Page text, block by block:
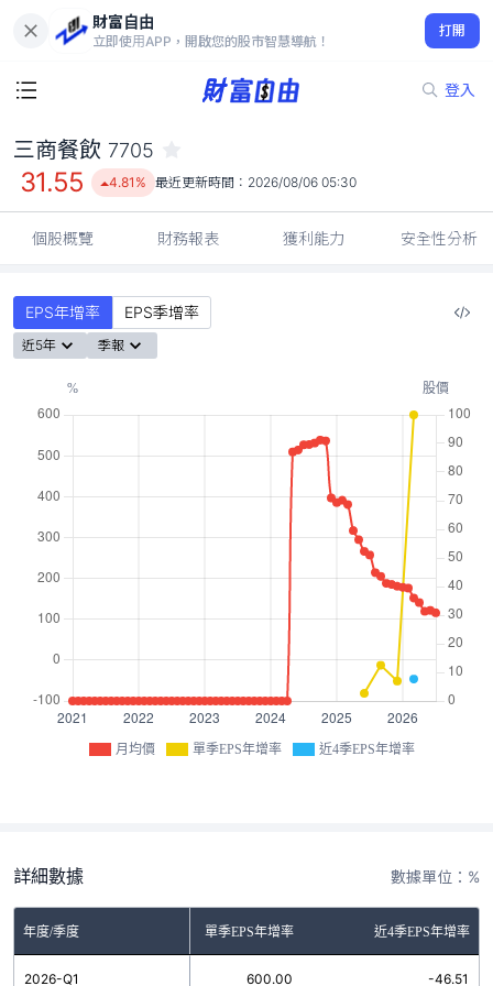
財富自由
立即使用APP，開啟您的股市智慧導航！
打開
登入
31.55
4.81%
三商餐飲 7705
31.55 4.81% 最近更新時間： 2026/08/06 05:30
個股概覽 財務報表 獲利能力 安全性分析
EPS年增率 EPS季增率
近5年 季報
月均價 單季EPS年增率 近4季EPS年增率
詳細數據 數據單位：%
年度/季度 單季EPS年增率 近4季EPS年增率
2026-Q1 600.00 -46.51